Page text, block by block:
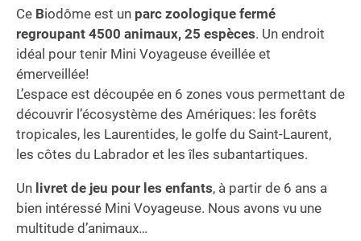
Ce Biodôme est un parc zoologique fermé
regroupant 4500 animaux, 25 espèces. Un endroit
idéal pour tenir Mini Voyageuse éveillée et
émerveillée!
L’espace est découpée en 6 zones vous permettant de
découvrir l’écosystème des Amériques: les forêts
tropicales, les Laurentides, le golfe du Saint-Laurent,
les côtes du Labrador et les îles subantartiques.
Un livret de jeu pour les enfants, à partir de 6 ans a
bien intéressé Mini Voyageuse. Nous avons vu une
multitude d’animaux…